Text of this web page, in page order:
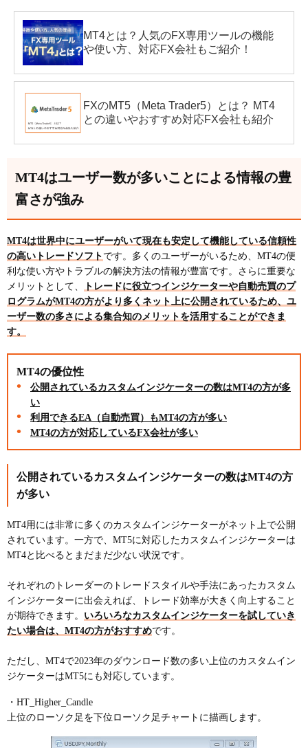
MT4とは？人気のFX専用ツールの機能
や使い方、対応FX会社もご紹介！
FXのMT5（Meta Trader5）とは？ MT4
との違いやおすすめ対応FX会社も紹介
MT4はユーザー数が多いことによる情報の豊
富さが強み
MT4は世界中にユーザーがいて現在も安定して機能している信頼性
の高いトレードソフト です。多くのユーザーがいるため、MT4の便
利な使い方やトラブルの解決方法の情報が豊富です。さらに重要な
メリットとして、
トレードに役立つインジケーターや自動売買のプ
ログラムがMT4の方がより多くネット上に公開されているため、ユ
ーザー数の多さによる集合知のメリットを活用することができま
す。
MT4の優位性
公開されているカスタムインジケーターの数はMT4の方が多
い
利用できるEA（自動売買）もMT4の方が多い
MT4の方が対応しているFX会社が多い
公開されているカスタムインジケーターの数はMT4の方
が多い
MT4用には非常に多くのカスタムインジケーターがネット上で公開
されています。一方で、MT5に対応したカスタムインジケーターは
MT4と比べるとまだまだ少ない状況です。
それぞれのトレーダーのトレードスタイルや手法にあったカスタム
インジケーターに出会えれば、トレード効率が大きく向上すること
が期待できます。 いろいろなカスタムインジケーターを試していき
たい場合は、MT4の方がおすすめです。
ただし、MT4で2023年のダウンロード数の多い上位のカスタムイン
ジケーターはMT5にも対応しています。
・HT_Higher_Candle
上位のローソク足を下位ローソク足チャートに描画します。